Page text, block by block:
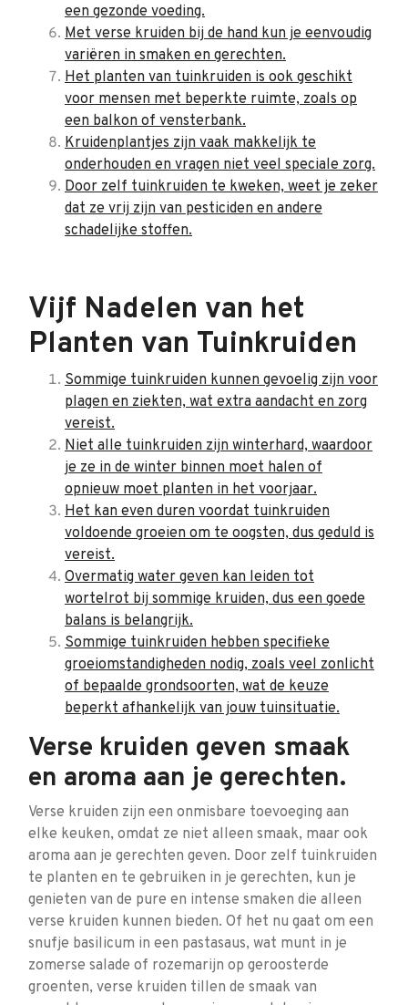
een gezonde voeding.
Met verse kruiden bij de hand kun je eenvoudig
variëren in smaken en gerechten.
Het planten van tuinkruiden is ook geschikt
voor mensen met beperkte ruimte, zoals op
een balkon of vensterbank.
Kruidenplantjes zijn vaak makkelijk te
onderhouden en vragen niet veel speciale zorg.
Door zelf tuinkruiden te kweken, weet je zeker
dat ze vrij zijn van pesticiden en andere
schadelijke stoffen.
Vijf Nadelen van het
Planten van Tuinkruiden
Sommige tuinkruiden kunnen gevoelig zijn voor
plagen en ziekten, wat extra aandacht en zorg
vereist.
Niet alle tuinkruiden zijn winterhard, waardoor
je ze in de winter binnen moet halen of
opnieuw moet planten in het voorjaar.
Het kan even duren voordat tuinkruiden
voldoende groeien om te oogsten, dus geduld is
vereist.
Overmatig water geven kan leiden tot
wortelrot bij sommige kruiden, dus een goede
balans is belangrijk.
Sommige tuinkruiden hebben specifieke
groeiomstandigheden nodig, zoals veel zonlicht
of bepaalde grondsoorten, wat de keuze
beperkt afhankelijk van jouw tuinsituatie.
Verse kruiden geven smaak
en aroma aan je gerechten.
Verse kruiden zijn een onmisbare toevoeging aan
elke keuken, omdat ze niet alleen smaak, maar ook
aroma aan je gerechten geven. Door zelf tuinkruiden
te planten en te gebruiken in je gerechten, kun je
genieten van de pure en intense smaken die alleen
verse kruiden kunnen bieden. Of het nu gaat om een
snufje basilicum in een pastasaus, wat munt in je
zomerse salade of rozemarijn op geroosterde
groenten, verse kruiden tillen de smaak van